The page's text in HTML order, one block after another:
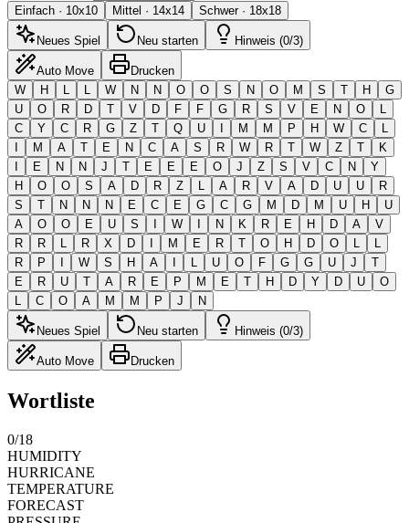
Einfach · 10x10 Mittel · 14x14 Schwer· 18x18
Neues Spiel Neu starten Hinweis (0/3)
Auto Move
Drucken
W
H L L W N N O O S N O M S T H
G
U
O R D T V D F F G R S V E N O
L
C
Y C R G Z T Q U I M M P H W C
L
I
M A T E N C A S R W R T W Z T
K
I
E N N J T E E E O J Z S V C N
Y
H
O O S A D R Z L A R V A D U U
R
S
T N N N E C E G C G M D M U H
U
A
O O E U S I W I N K R E H D A
V
R
R L R X D I M E R T O H D O L
L
R
P I W S H A I L U O F G G U J
T
E
R U T A R E P M E T H D Y D U
O
L
C O A M M P J N
Neues Spiel Neu starten Hinweis (0/3)
Auto Move Drucken
Wortliste
0/18
HUMIDITY
HURRICANE
TEMPERATURE
FORECAST